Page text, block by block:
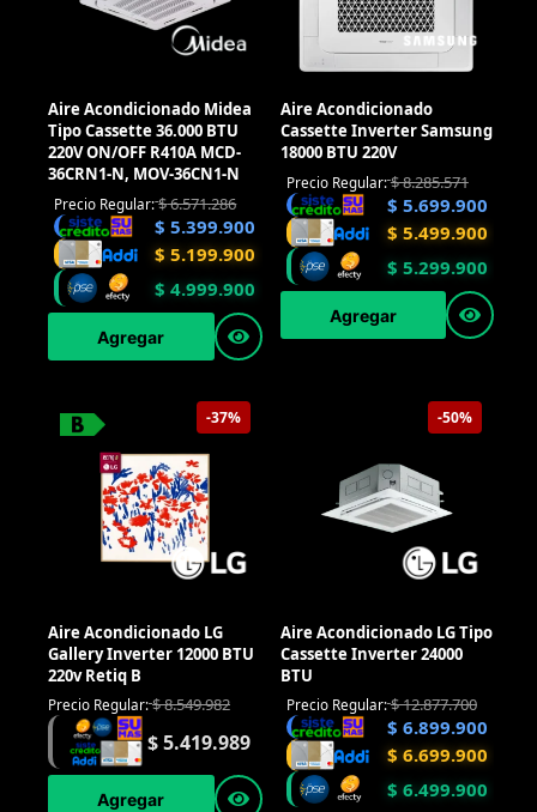
Aire Acondicionado Midea
Tipo Cassette 36.000 BTU
220V ON/OFF R410A MCD-
36CRN1-N, MOV-36CN1-N
Precio Regular:$6.571.286
$ 5.399.900
$ 5.199.900
$ 4.999.900
Agregar
Aire Acondicionado
Cassette Inverter Samsung
18000 BTU 220V
Precio Regular:$8.285.571
$ 5.699.900
$ 5.499.900
$ 5.299.900
Agregar
-37%
Aire Acondicionado LG
Gallery Inverter 12000 BTU
220v Retiq B
Precio Regular:$8.549.982
$5.419.989
Agregar
-50%
Aire Acondicionado LG Tipo
Cassette Inverter 24000
BTU
Precio Regular:$12.877.700
$ 6.899.900
$ 6.699.900
$ 6.499.900